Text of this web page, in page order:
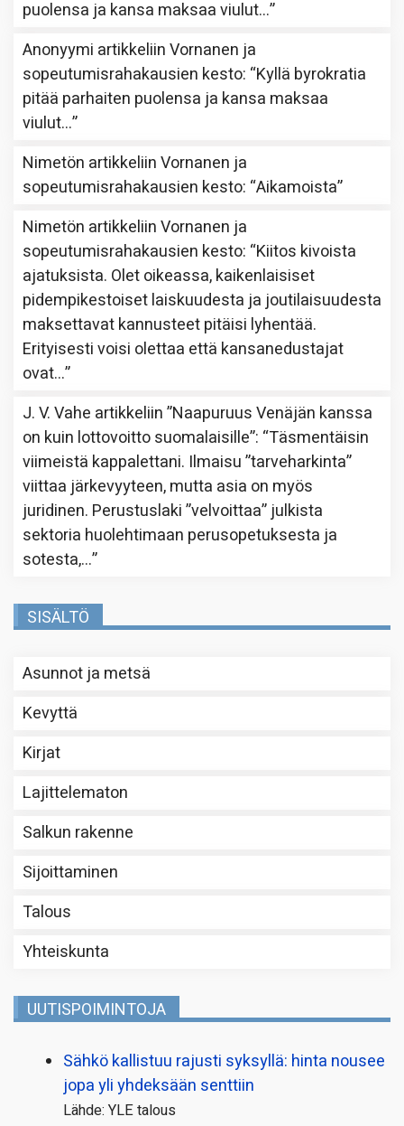
puolensa ja kansa maksaa viulut…”
Anonyymi artikkeliinVornanen ja
sopeutumisrahakausien kesto: “Kyllä byrokratia
pitää parhaiten puolensa ja kansa maksaa
viulut…”
Nimetön artikkeliinVornanen ja
sopeutumisrahakausien kesto: “Aikamoista”
Nimetön artikkeliinVornanen ja
sopeutumisrahakausien kesto: “Kiitos kivoista
ajatuksista. Olet oikeassa, kaikenlaisiset
pidempikestoiset laiskuudesta ja joutilaisuudesta
maksettavat kannusteet pitäisi lyhentää.
Erityisesti voisi olettaa että kansanedustajat
ovat…”
J. V. Vahe artikkeliin”Naapuruus Venäjän kanssa
on kuin lottovoitto suomalaisille”: “Täsmentäisin
viimeistä kappalettani. Ilmaisu ”tarveharkinta”
viittaa järkevyyteen, mutta asia on myös
juridinen. Perustuslaki ”velvoittaa” julkista
sektoria huolehtimaan perusopetuksesta ja
sotesta,…”
SISÄLTÖ
Asunnot ja metsä
Kevyttä
Kirjat
Lajittelematon
Salkun rakenne
Sijoittaminen
Talous
Yhteiskunta
UUTISPOIMINTOJA
Sähkö kallistuu rajusti syksyllä: hinta nousee
jopa yli yhdeksään senttiin
Lähde: YLE talous